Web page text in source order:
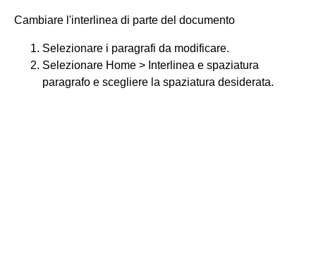
Cambiare l'interlinea di parte del documento
Selezionare i paragrafi da modificare.
Selezionare Home > Interlinea e spaziatura
paragrafo e scegliere la spaziatura desiderata.